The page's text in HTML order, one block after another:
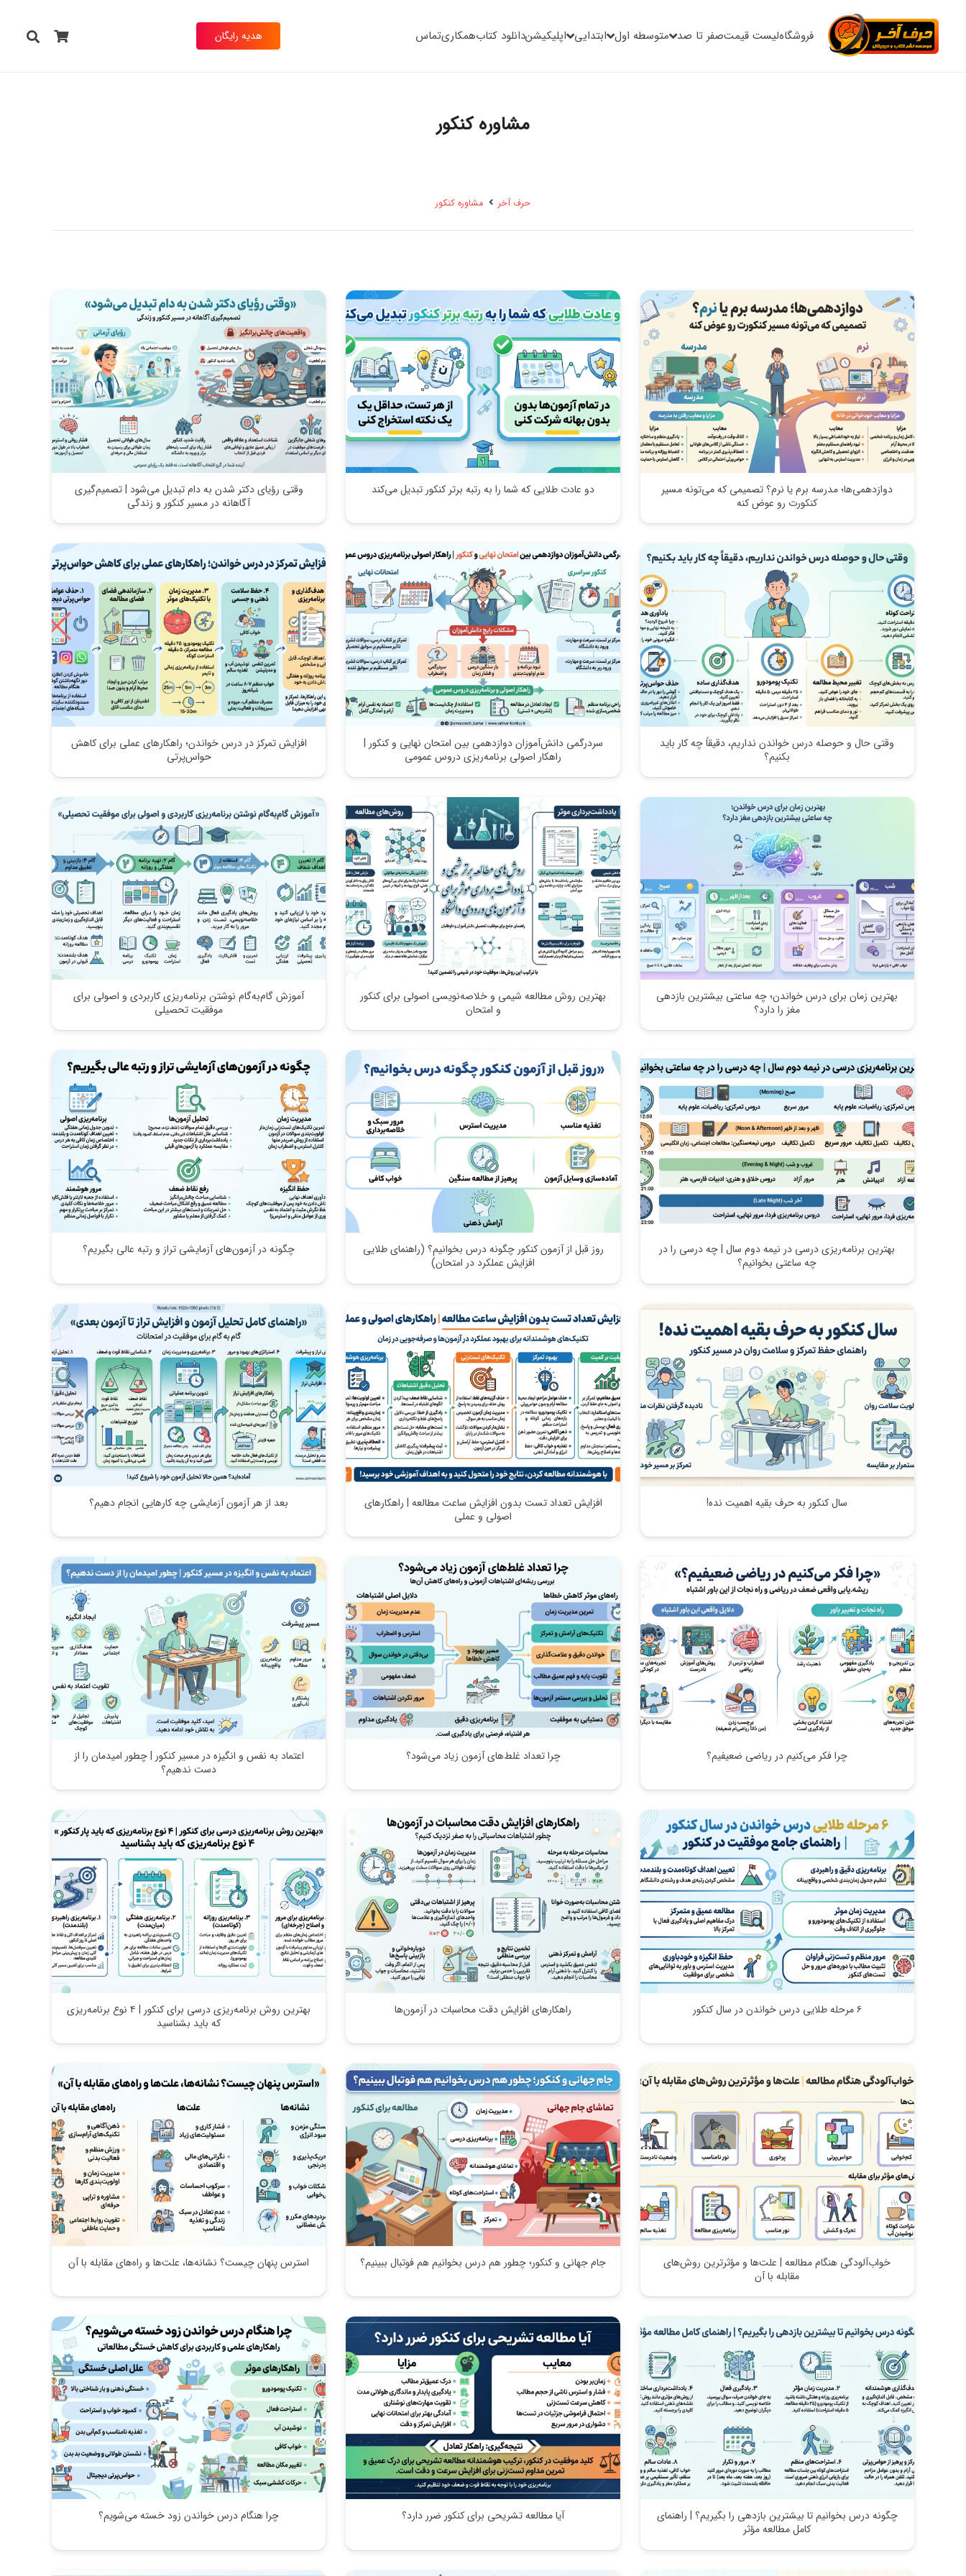
فروشگاهلیست قیمتصفر تا صد متوسطه اول ابتدایی اپلیکیشندانلود کتابهمکاریتماس هدیه رایگان
مشاوره کنکور
حرف آخر مشاوره کنکور
دوازدهمی‌ها؛ مدرسه برم یا نرم؟ تصمیمی که می‌تونه مسیر
کنکورت رو عوض کنه
دو عادت طلایی که شما را به رتبه برتر کنکور تبدیل می‌کند
وقتی رؤیای دکتر شدن به دام تبدیل می‌شود | تصمیم‌گیری
آگاهانه در مسیر کنکور و زندگی
وقتی حال و حوصله درس خواندن نداریم، دقیقاً چه کار باید
بکنیم؟
سردرگمی دانش‌آموزان دوازدهمی بین امتحان نهایی و کنکور |
راهکار اصولی برنامه‌ریزی دروس عمومی
افزایش تمرکز در درس خواندن؛ راهکارهای عملی برای کاهش
حواس‌پرتی
بهترین زمان برای درس خواندن؛ چه ساعتی بیشترین بازدهی
مغز را دارد؟
بهترین روش مطالعه شیمی و خلاصه‌نویسی اصولی برای کنکور
و امتحان
آموزش گام‌به‌گام نوشتن برنامه‌ریزی کاربردی و اصولی برای
موفقیت تحصیلی
بهترین برنامه‌ریزی درسی در نیمه دوم سال | چه درسی را در
چه ساعتی بخوانیم؟
روز قبل از آزمون کنکور چگونه درس بخوانیم؟ (راهنمای طلایی
افزایش عملکرد در امتحان)
چگونه در آزمون‌های آزمایشی تراز و رتبه عالی بگیریم؟
سال کنکور به حرف بقیه اهمیت نده!
افزایش تعداد تست بدون افزایش ساعت مطالعه | راهکارهای
اصولی و عملی
بعد از هر آزمون آزمایشی چه کارهایی انجام دهیم؟
چرا فکر می‌کنیم در ریاضی ضعیفیم؟ چرا تعداد غلط‌های آزمون زیاد می‌شود؟
اعتماد به نفس و انگیزه در مسیر کنکور | چطور امیدمان را از
دست ندهیم؟
۶ مرحله طلایی درس خواندن در سال کنکور راهکارهای افزایش دقت محاسبات در آزمون‌ها
بهترین روش برنامه‌ریزی درسی برای کنکور | ۴ نوع برنامه‌ریزی
که باید بشناسید
خواب‌آلودگی هنگام مطالعه | علت‌ها و مؤثرترین روش‌های
مقابله با آن
جام جهانی و کنکور؛ چطور هم درس بخوانیم هم فوتبال ببینیم؟ استرس پنهان چیست؟ نشانه‌ها، علت‌ها و راه‌های مقابله با آن
چگونه درس بخوانیم تا بیشترین بازدهی را بگیریم؟ | راهنمای
کامل مطالعه مؤثر
آیا مطالعه تشریحی برای کنکور ضرر دارد؟ چرا هنگام درس خواندن زود خسته می‌شویم؟